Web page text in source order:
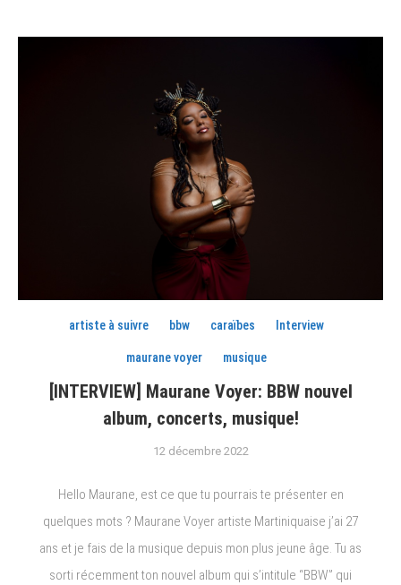
artiste à suivre bbw caraïbes Interview
maurane voyer musique
[INTERVIEW] Maurane Voyer: BBW nouvel
album, concerts, musique!
12 décembre 2022
Hello Maurane, est ce que tu pourrais te présenter en
quelques mots ? Maurane Voyer artiste Martiniquaise j’ai 27
ans et je fais de la musique depuis mon plus jeune âge. Tu as
sorti récemment ton nouvel album qui s’intitule “BBW” qui